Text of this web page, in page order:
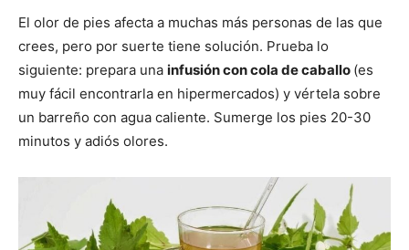
El olor de pies afecta a muchas más personas de las que
crees, pero por suerte tiene solución. Prueba lo
siguiente: prepara una infusión con cola de caballo (es
muy fácil encontrarla en hipermercados) y vértela sobre
un barreño con agua caliente. Sumerge los pies 20-30
minutos y adiós olores.